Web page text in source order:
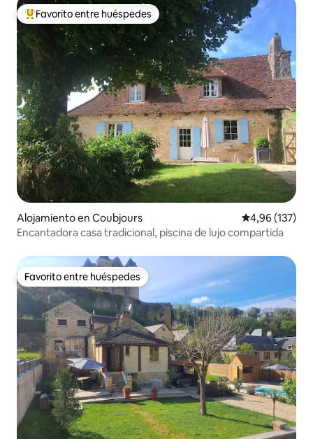
Favorito entre los huéspedes más destacados
Favorito entre huéspedes
Alojamiento en Coubjours Calificación
4,96 (137)
Encantadora casa tradicional, piscina de lujo compartida
Favorito entre huéspedes
Favorito entre huéspedes